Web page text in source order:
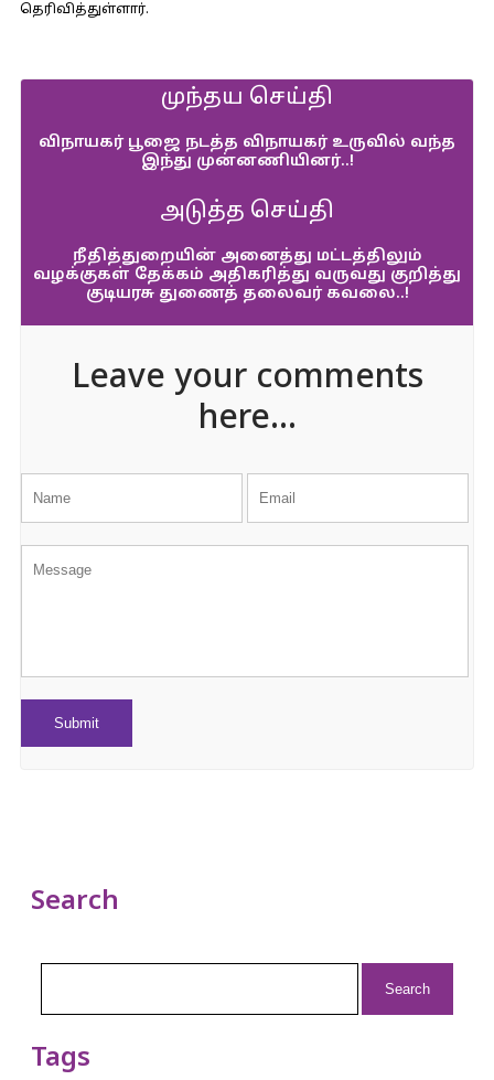
தெரிவித்துள்ளார்.
முந்தய செய்தி
விநாயகர் பூஜை நடத்த விநாயகர் உருவில் வந்த
இந்து முன்னணியினர்..!
அடுத்த செய்தி
நீதித்துறையின் அனைத்து மட்டத்திலும்
வழக்குகள் தேக்கம் அதிகரித்து வருவது குறித்து
குடியரசு துணைத் தலைவர் கவலை..!
Leave your comments
here...
Search
Tags